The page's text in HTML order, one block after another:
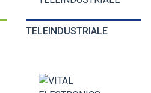
TELEINDUSTRIALE